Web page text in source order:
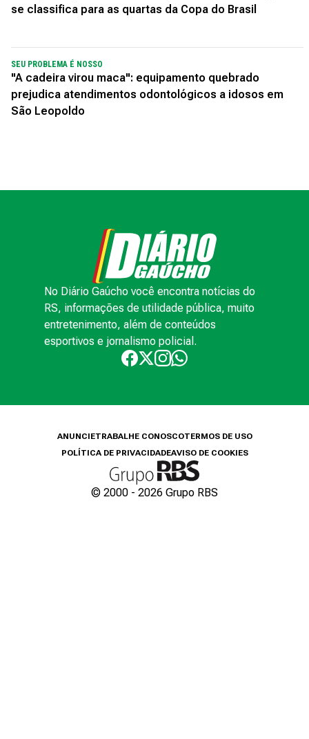
se classifica para as quartas da Copa do Brasil
SEU PROBLEMA É NOSSO
"A cadeira virou maca": equipamento quebrado
prejudica atendimentos odontológicos a idosos em
São Leopoldo
No Diário Gaúcho você encontra notícias do
RS, informações de utilidade pública, muito
entretenimento, além de conteúdos
esportivos e jornalismo policial.
ANUNCIETRABALHE CONOSCOTERMOS DE USO
POLÍTICA DE PRIVACIDADEAVISO DE COOKIES
© 2000 - 2026 Grupo RBS